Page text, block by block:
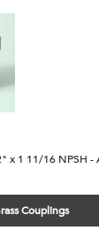
x 1 11/16 NPSH -
Couplings